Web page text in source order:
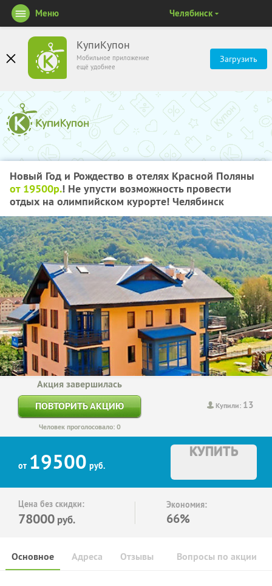
КупиКупон
Мобильное приложение
ещё удобнее
Загрузить
Меню Челябинск
Новый Год и Рождество в отелях Красной Поляны
от 19500р.! Не упусти возможность провести
отдых на олимпийском курорте! Челябинск
Купили: 13
Акция завершилась
ПОВТОРИТЬ АКЦИЮ
Человек проголосовало: 0
от 19500 руб.
КУПИТЬ
Цена без скидки:
78000 руб.
Экономия:
66%
Основное Отзывы Вопросы по акции
Адреса